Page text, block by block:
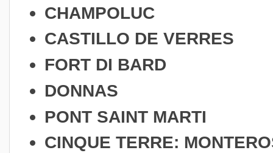
CHAMPOLUC
CASTILLO DE VERRES
FORT DI BARD
DONNAS
PONT SAINT MARTI
CINQUE TERRE: